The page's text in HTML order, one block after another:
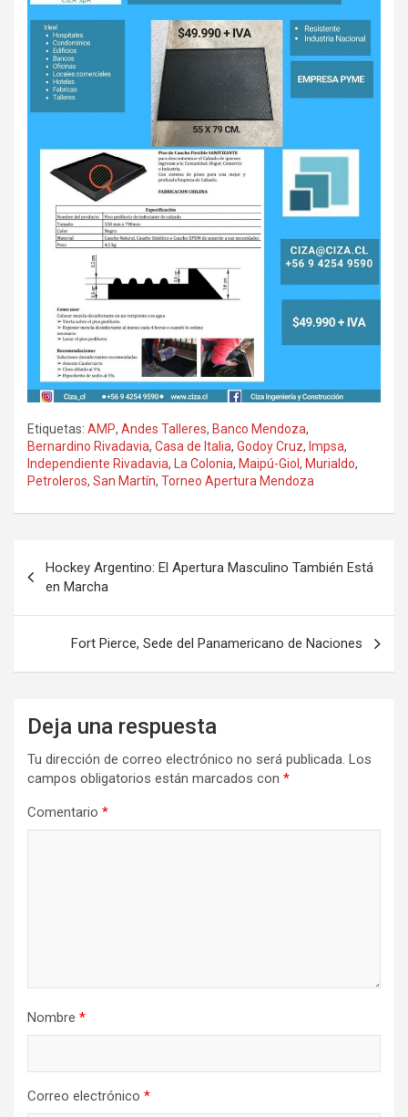
Etiquetas: AMP, Andes Talleres, Banco Mendoza,
Bernardino Rivadavia, Casa de Italia, Godoy Cruz, Impsa,
Independiente Rivadavia, La Colonia, Maipú-Giol , Murialdo,
Petroleros, San Martín, Torneo Apertura Mendoza
de
entradas
Hockey Argentino: El Apertura Masculino También Está
en Marcha
Fort Pierce, Sede del Panamericano de Naciones
Deja una respuesta
Tu dirección de correo electrónico no será publicada. Los
campos obligatorios están marcados con *
Comentario *
Nombre *
Correo electrónico *